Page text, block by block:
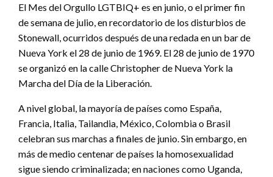
El Mes del Orgullo LGTBIQ+ es en junio, o el primer fin
de semana de julio, en recordatorio de los disturbios de
Stonewall, ocurridos después de una redada en un bar de
Nueva York el 28 de junio de 1969. El 28 de junio de 1970
se organizó en la calle Christopher de Nueva York la
Marcha del Día de la Liberación.
A nivel global, la mayoría de países como España,
Francia, Italia, Tailandia, México, Colombia o Brasil
celebran sus marchas a finales de junio. Sin embargo, en
más de medio centenar de países la homosexualidad
sigue siendo criminalizada; en naciones como Uganda,